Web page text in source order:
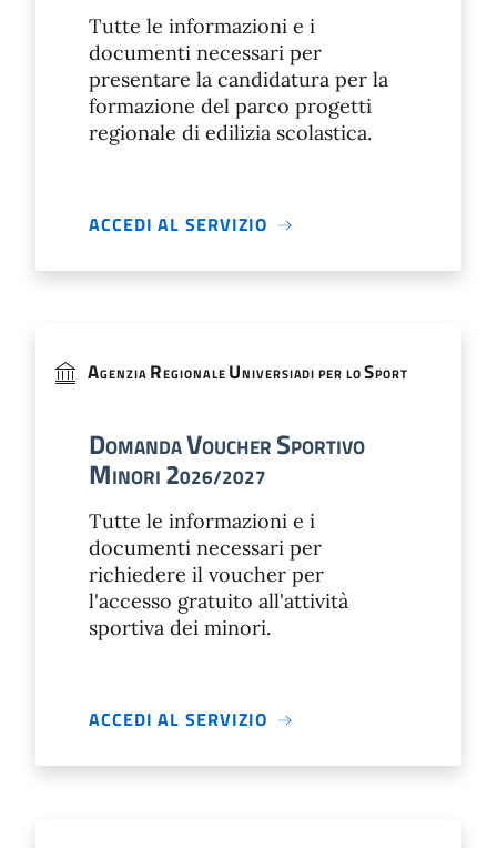
Tutte le informazioni e i
documenti necessari per
presentare la candidatura per la
formazione del parco progetti
regionale di edilizia scolastica.
ACCEDI AL SERVIZIO
AGENZIA REGIONALE UNIVERSIADI PER LOSPORT
DOMANDAVOUCHER SPORTIVO
MINORI 2026/2027
Tutte le informazioni e i
documenti necessari per
richiedere il voucher per
l'accesso gratuito all'attività
sportiva dei minori.
ACCEDI AL SERVIZIO